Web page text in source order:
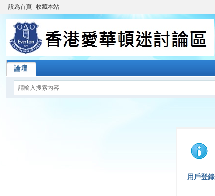
設為首頁 收藏本站
論壇
用戶登錄